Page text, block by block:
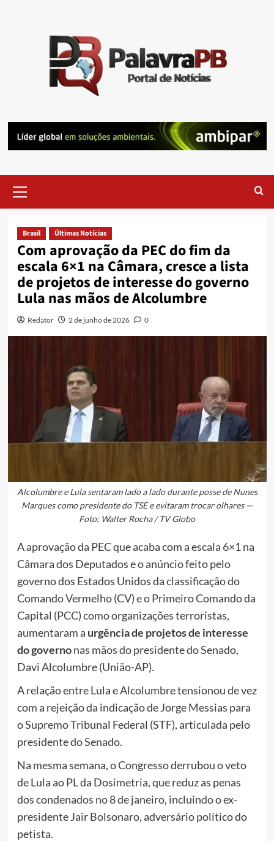
Menu
Brasil Últimas Notícias
Com aprovação da PEC do fim da
escala 6×1 na Câmara, cresce a lista
de projetos de interesse do governo
Lula nas mãos de Alcolumbre
Redator 2 de junho de 2026 0
Alcolumbre e Lula sentaram lado a lado durante posse de Nunes
Marques como presidente do TSE e evitaram trocar olhares —
Foto: Walter Rocha / TV Globo
A aprovação da PEC que acaba com a escala 6×1 na
Câmara dos Deputados e o anúncio feito pelo
governo dos Estados Unidos da classificação do
Comando Vermelho (CV) e o Primeiro Comando da
Capital (PCC) como organizações terroristas,
aumentaram a urgência de projetos de interesse
do governonas mãos do presidente do Senado,
Davi Alcolumbre (União-AP).
A relação entre Lula e Alcolumbre tensionou de vez
com a rejeição da indicação de Jorge Messias para
o Supremo Tribunal Federal (STF), articulada pelo
presidente do Senado.
Na mesma semana, o Congresso derrubou o veto
de Lula ao PL da Dosimetria, que reduz as penas
dos condenados no 8 de janeiro, incluindo o ex-
presidente Jair Bolsonaro, adversário político do
petista.